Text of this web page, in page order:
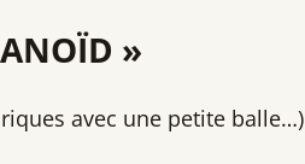
»
avec une petite balle…)